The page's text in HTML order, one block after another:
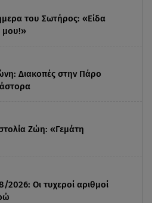
του Σωτήρος: «Είδα
μου!»
Διακοπές στην Πάρο
Ζώη: «Γεμάτη
Οι τυχεροί αριθμοί